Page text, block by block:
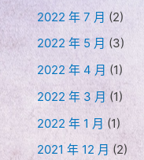
2022 年 7 月 (2)
2022 年 5 月 (3)
2022 年 4 月 (1)
2022 年 3 月 (1)
2022 年 1 月 (1)
2021 年 12 月 (2)